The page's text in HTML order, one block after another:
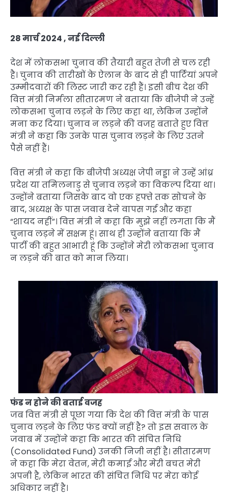
28 मार्च 2024 , नई दिल्ली
देश में लोकसभा चुनाव की तैयारी बहुत तेजी से चल रही
है। चुनाव की तारीखों के ऐलान के बाद से ही पार्टियां अपने
उम्मीदवारों की लिस्ट जारी कर रही हैं। इसी बीच देश की
वित्त मंत्री निर्मला सीतारमण ने बताया कि बीजेपी ने उन्हें
लोकसभा चुनाव लड़ने के लिए कहा था, लेकिन उन्होंने
मना कर दिया। चुनाव न लड़ने की वजह बताते हुए वित्त
मंत्री ने कहा कि उनके पास चुनाव लड़ने के लिए उतने
पैसे नहीं हैं।
वित्त मंत्री ने कहा कि बीजेपी अध्यक्ष जेपी नड्डा ने उन्हें आंध्र
प्रदेश या तमिलनाडु से चुनाव लड़ने का विकल्प दिया था।
उन्होंने बताया जिसके बाद वो एक हफ्ते तक सोचने के
बाद, अध्यक्ष के पास जवाब देने वापस गई और कहा
“शायद नहीं”। वित्त मंत्री ने कहा कि मुझे नहीं लगता कि मैं
चुनाव लड़ने में सक्षम हूं। साथ ही उन्होंने बताया कि मैं
पार्टी की बहुत आभारी हूं कि उन्होंने मेरी लोकसभा चुनाव
न लड़ने की बात को मान लिया।
फंड न होने की बताई वजह
जब वित्त मंत्री से पूछा गया कि देश की वित्त मंत्री के पास
चुनाव लड़ने के लिए फंड क्यों नहीं है? तो इस सवाल के
जवाब में उन्होंने कहा कि भारत की संचित निधि
(Consolidated Fund) उनकी निजी नहीं है। सीतारमण
ने कहा कि मेरा वेतन, मेरी कमाई और मेरी बचत मेरी
अपनी है, लेकिन भारत की संचित निधि पर मेरा कोई
अधिकार नहीं है।